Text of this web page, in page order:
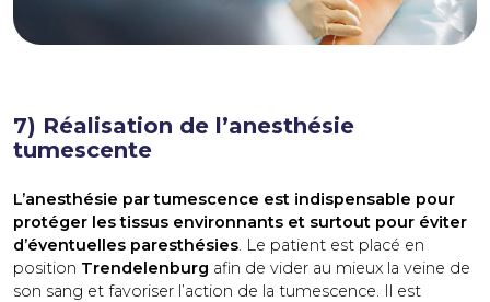
7) Réalisation de l’anesthésie
tumescente
L’anesthésie par tumescence est indispensable pour
protéger les tissus environnants et surtout pour éviter
d’éventuelles paresthésies. Le patient est placé en
position Trendelenburg afin de vider au mieux la veine de
son sang et favoriser l’action de la tumescence. Il est